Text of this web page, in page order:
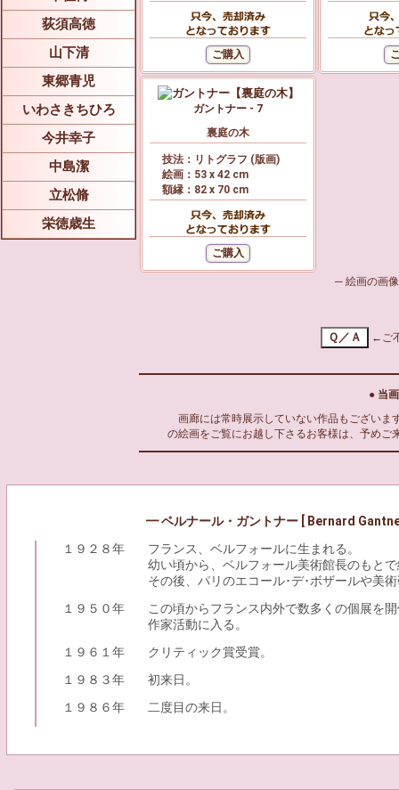
荻須高徳
山下清
東郷青児
いわさきちひろ
今井幸子
中島潔
立松脩
栄徳歳生
ガントナー - 7
裏庭の木
技法：リトグラフ (版画)
絵画：53 x 42 cm
額縁：82 x 70 cm
─ 絵画の画
←ご
● 当
画廊には常時展示していない作品もございま
の絵画をご覧にお越し下さるお客様は、予め
━ ベルナール・ガントナー [ Bernard
１９２８年
フランス、ベルフォールに生まれる。
幼い頃から、ベルフォール美術館長のもと
その後、パリのエコール･デ･ボザールや美
１９５０年
この頃からフランス内外で数多くの個展を
作家活動に入る。
１９６１年
クリティック賞受賞。
１９８３年
初来日。
１９８６年
二度目の来日。